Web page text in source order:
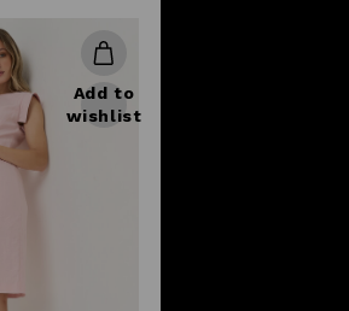
Add to
wishlist